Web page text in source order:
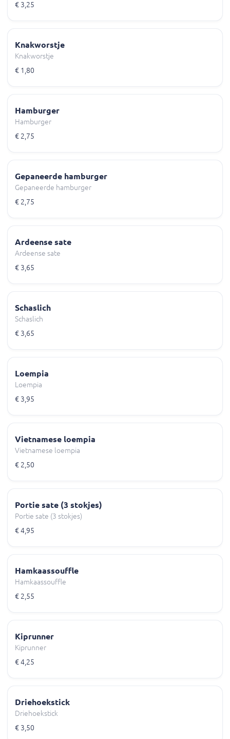
€ 3,25
Knakworstje
Knakworstje
€ 1,80
Hamburger
Hamburger
€ 2,75
Gepaneerde hamburger
Gepaneerde hamburger
€ 2,75
Ardeense sate
Ardeense sate
€ 3,65
Schaslich
Schaslich
€ 3,65
Loempia
Loempia
€ 3,95
Vietnamese loempia
Vietnamese loempia
€ 2,50
Portie sate (3 stokjes)
Portie sate (3 stokjes)
€ 4,95
Hamkaassouffle
Hamkaassouffle
€ 2,55
Kiprunner
Kiprunner
€ 4,25
Driehoekstick
Driehoekstick
€ 3,50